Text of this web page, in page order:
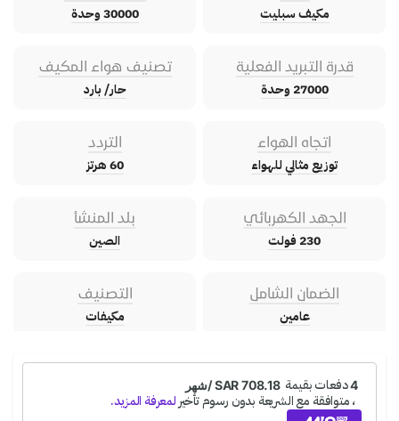
مكيف سبليت 30000 وحدة
قدرة التبريد الفعلية
27000 وحدة
تصنيف هواء المكيف
حار/ بارد
اتجاه الهواء
توزيع مثالي للهواء
التردد
60 هرتز
الجهد الكهربائي
230 فولت
بلد المنشأ
الصين
الضمان الشامل
عامين
التصنيف
مكيفات